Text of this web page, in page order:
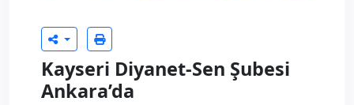
Kayseri Diyanet-Sen Şubesi
Ankara’da